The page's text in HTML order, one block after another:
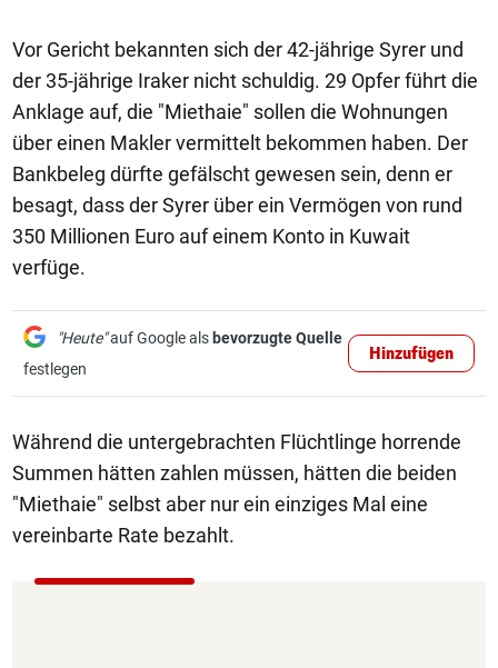
Vor Gericht bekannten sich der 42-jährige Syrer und
der 35-jährige Iraker nicht schuldig. 29 Opfer führt die
Anklage auf, die "Miethaie" sollen die Wohnungen
über einen Makler vermittelt bekommen haben. Der
Bankbeleg dürfte gefälscht gewesen sein, denn er
besagt, dass der Syrer über ein Vermögen von rund
350 Millionen Euro auf einem Konto in Kuwait
verfüge.
"Heute"auf Google als bevorzugte Quelle
festlegen
Hinzufügen
Während die untergebrachten Flüchtlinge horrende
Summen hätten zahlen müssen, hätten die beiden
"Miethaie" selbst aber nur ein einziges Mal eine
vereinbarte Rate bezahlt.